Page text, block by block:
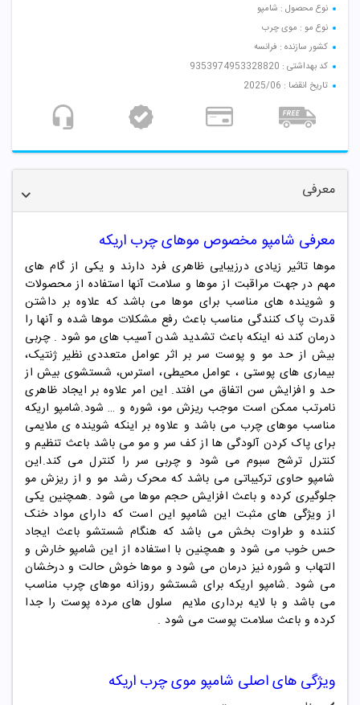
نوع محصول : شامپو
نوع مو : موی چرب
کشور سازنده : فرانسه
کد بهداشتی : 9353974953328820
تاریخ انقضا : 2025/06
معرفی
معرفی شامپو مخصوص موهای چرب اریکه
موها تاثیر زیادی درزیبایی ظاهری فرد دارند و یکی از گام های
مهم در جهت مراقبت از موها و سلامت آنها استفاده از محصولات
و شوینده های مناسب برای موها می باشد که علاوه بر داشتن
قدرت پاک کنندگی مناسب باعث رفع مشکلات موها شده و آنها را
درمان کند نه اینکه باعث تشدید شدن آسیب های مو شود . چربی
بیش از حد مو و پوست سر بر اثر عوامل متعددی نظیر ژنتیک،
بیماری های پوستی ، عوامل محیطی، استرس، شستشوی بیش از
حد و افزایش سن اتفاق می افتد. این امر علاوه بر ایجاد ظاهری
نامرتب ممکن است موجب ریزش مو، شوره و … شود.شامپو اریکه
مناسب موهای چرب می باشد و علاوه بر اینکه شوینده ی ملایمی
برای پاک کردن آلودگی ها از کف سر و مو می باشد باعث تنظیم و
کنترل ترشح سبوم می شود و چربی سر را کنترل می کند.این
شامپو حاوی ترکیباتی می باشد که محرک رشد مو و از ریزش مو
جلوگیری کرده و باعث افزایش حجم موها می شود .همچنین یکی
از ویژگی های مثبت این شامپو این است که دارای مواد خنک
کننده و طراوت بخش می باشد که هنگام شستشو باعث ایجاد
حس خوب می شود و همچنین با استفاده از این شامپو خارش و
التهاب و شوره نیز درمان می شود و موها خوش حالت و درخشان
می شود .شامپو اریکه برای شستشو روزانه موهای چرب مناسب
می باشد و با لایه برداری ملایم سلول های مرده پوست را جدا
کرده و باعث سلامت پوست می شود .
ویژگی هایاصلی شامپو موی چرب اریکه